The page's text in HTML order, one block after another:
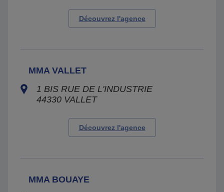
Découvrez l'agence
MMA VALLET
1 BIS RUE DE L'INDUSTRIE
44330 VALLET
Découvrez l'agence
MMA BOUAYE